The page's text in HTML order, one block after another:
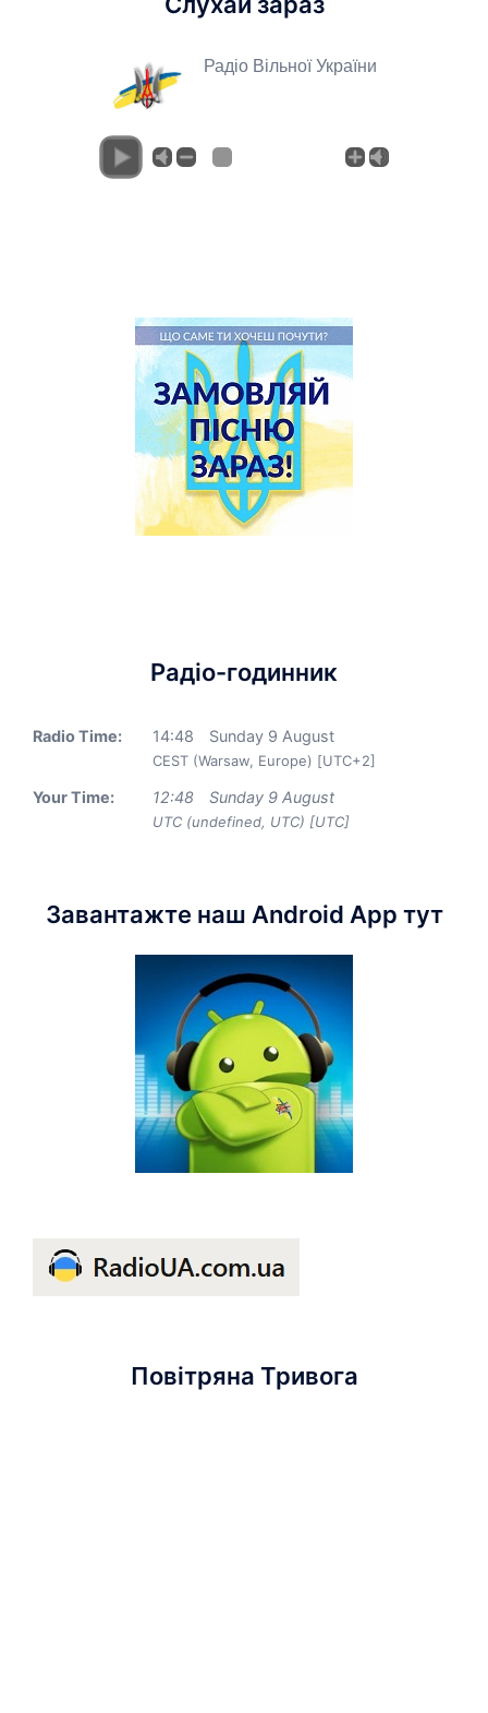
Радіо Вільної України
Радіо-годинник
Radio Time: 14:48 Sunday 9 August
CEST (Warsaw, Europe) [UTC+2]
Your Time: 12:48 Sunday 9 August
UTC (undefined, UTC) [UTC]
Завантажте наш Android App тут
Повітряна Тривога